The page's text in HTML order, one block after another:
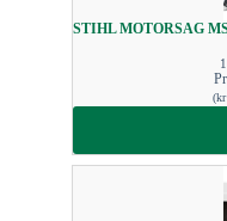
STIHL MOTORSAG
(kr